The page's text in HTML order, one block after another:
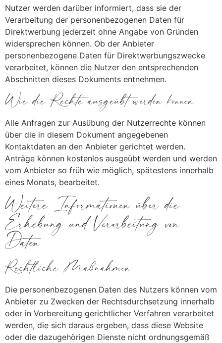
Nutzer werden darüber informiert, dass sie der
Verarbeitung der personenbezogenen Daten für
Direktwerbung jederzeit ohne Angabe von Gründen
widersprechen können. Ob der Anbieter
personenbezogene Daten für Direktwerbungszwecke
verarbeitet, können die Nutzer den entsprechenden
Abschnitten dieses Dokuments entnehmen.
Wie die Rechte ausgeübt werden können
Alle Anfragen zur Ausübung der Nutzerrechte können
über die in diesem Dokument angegebenen
Kontaktdaten an den Anbieter gerichtet werden.
Anträge können kostenlos ausgeübt werden und werden
vom Anbieter so früh wie möglich, spätestens innerhalb
eines Monats, bearbeitet.
Weitere Informationen über die
Erhebung und Verarbeitung von
Daten
Rechtliche Maßnahmen
Die personenbezogenen Daten des Nutzers können vom
Anbieter zu Zwecken der Rechtsdurchsetzung innerhalb
oder in Vorbereitung gerichtlicher Verfahren verarbeitet
werden, die sich daraus ergeben, dass diese Website
oder die dazugehörigen Dienste nicht ordnungsgemäß